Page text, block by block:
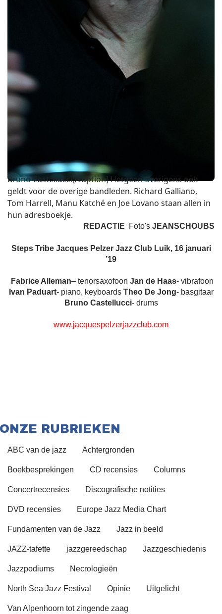
Bruno Castellucci[/caption] Hetgeen overigens ook
geldt voor de overige bandleden. Richard Galliano,
Tom Harrell, Manu Katché en Joe Lovano staan allen in
hun adresboekje.
REDACTIE Foto's JEANSCHOUBS
Steps Tribe Jacques Pelzer Jazz Club Luik, 16 januari
’19
Fabrice Alleman– tenorsaxofoon Jan de Haas- vibrafoon
Ivan Paduart- piano, keyboards Theo De Jong- basgitaar
Bruno Castellucci- drums
www.jacquespelzerjazzclub.com
ONZE RUBRIEKEN
ABC van de jazz Achtergronden
Boekbesprekingen CD recensies Columns
Concertrecensies Discografische notities
DVD recensies Europe Jazz Media Chart
Fundamenten van de Jazz Jazz in beeld
JAZZ-tafette jazzgereedschap Jazzgeschiedenis
Jazzpodiums Necrologieën
North Sea Jazz Festival Opinie Uitgelicht
Van Alpenhoorn tot zingende zaag